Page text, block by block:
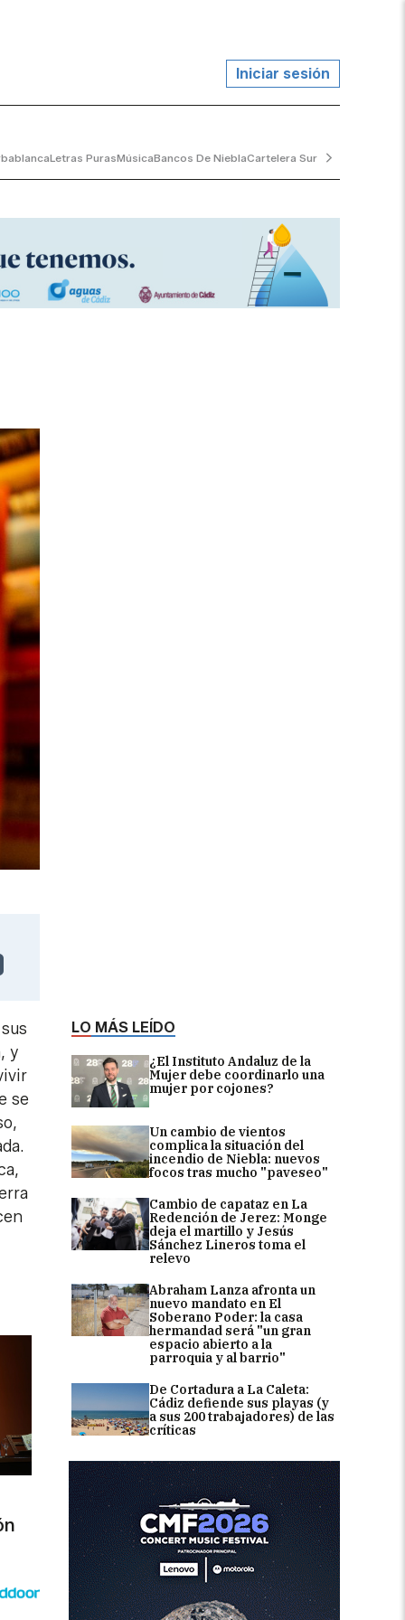
Iniciar sesión
Letras PurasMúsicaBancos De NieblaCartelera Sur Coolt Magazine
LO MÁS LEÍDO
¿El Instituto Andaluz de la
Mujer debe coordinarlo una
mujer por cojones?
Un cambio de vientos
complica la situación del
incendio de Niebla: nuevos
focos tras mucho "paveseo"
Cambio de capataz en La
Redención de Jerez: Monge
deja el martillo y Jesús
Sánchez Lineros toma el
relevo
Abraham Lanza afronta un
nuevo mandato en El
Soberano Poder: la casa
hermandad será "un gran
espacio abierto a la
parroquia y al barrio"
De Cortadura a La Caleta:
Cádiz defiende sus playas (y
a sus 200 trabajadores) de las
críticas
y
se